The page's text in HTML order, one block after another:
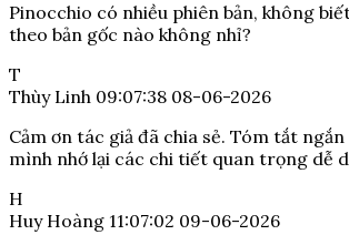
Pinocchio có nhiều phiên bản, không
theo bản gốc nào không nhỉ?
T
Thùy Linh 09:07:38 08-06-2026
Cảm ơn tác giả đã chia sẻ. Tóm tắt
mình nhớ lại các chi tiết quan trọng dễ
H
Huy Hoàng 11:07:02 09-06-2026